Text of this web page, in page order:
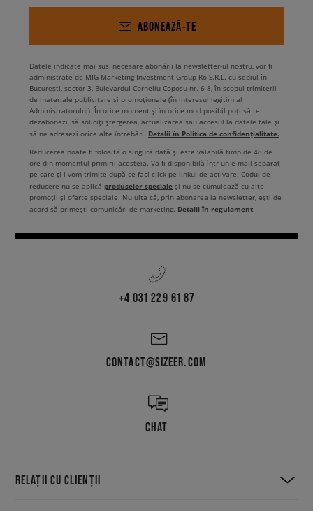
ABONEAZĂ-TE
Datele indicate mai sus, necesare abonării la newsletter-ul nostru, vor fi
administrate de MIG Marketing Investment Group Ro S.R.L. cu sediul în
București, sector 3, Bulevardul Corneliu Coposu nr. 6-8, în scopul trimiterii
de materiale publicitare și promoționale (în interesul legitim al
Administratorului). În orice moment și în orice mod posibil poți să te
dezabonezi, să soliciți ștergerea, actualizarea sau accesul la datele tale și
să ne adresezi orice alte întrebări. Detalii în Politica de confidențialitate.
Reducerea poate fi folosită o singură dată și este valabilă timp de 48 de
ore din momentul primirii acesteia. Va fi disponibilă într-un e-mail separat
pe care ți-l vom trimite după ce faci click pe linkul de activare. Codul de
reducere nu se aplică produselor speciale și nu se cumulează cu alte
promoții și oferte speciale. Nu uita că, prin abonarea la newsletter, ești de
acord să primești comunicări de marketing. Detalii în regulament.
+4 031 229 61 87
CONTACT@SIZEER.COM
CHAT
RELAȚII CU CLIENȚII